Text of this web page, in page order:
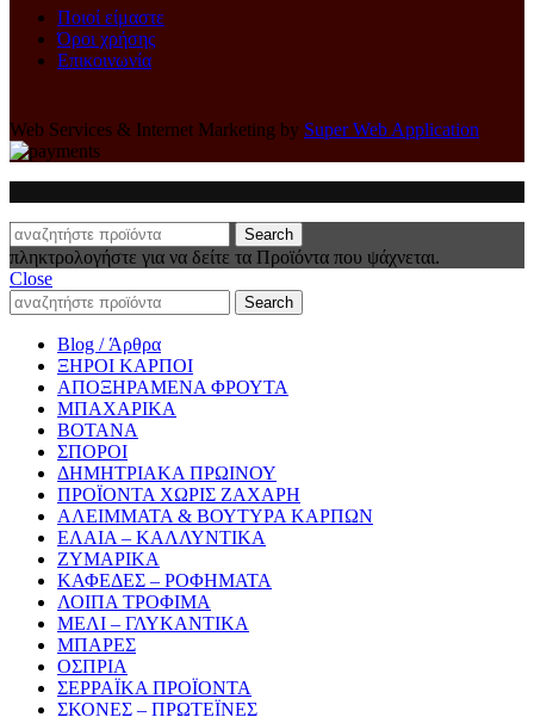
Ποιοί είμαστε
Όροι χρήσης
Επικοινωνία
Web Services & Internet Marketing by Super Web Application
Search
πληκτρολογήστε για να δείτε τα Προϊόντα που ψάχνεται.
Close
Search
Blog / Άρθρα
ΞΗΡΟΙ ΚΑΡΠΟΙ
ΑΠΟΞΗΡΑΜΕΝΑ ΦΡΟΥΤΑ
ΜΠΑΧΑΡΙΚΑ
ΒΟΤΑΝΑ
ΣΠΟΡΟΙ
ΔΗΜΗΤΡΙΑΚΑ ΠΡΩΙΝΟΥ
ΠΡΟΪΟΝΤΑ ΧΩΡΙΣ ΖΑΧΑΡΗ
ΑΛΕΙΜΜΑΤΑ & ΒΟΥΤΥΡΑ ΚΑΡΠΩΝ
ΕΛΑΙΑ – ΚΑΛΛΥΝΤΙΚΑ
ΖΥΜΑΡΙΚΑ
ΚΑΦΕΔΕΣ – ΡΟΦΗΜΑΤΑ
ΛΟΙΠΑ ΤΡΟΦΙΜΑ
ΜΕΛΙ – ΓΛΥΚΑΝΤΙΚΑ
ΜΠΑΡΕΣ
ΟΣΠΡΙΑ
ΣΕΡΡΑΪΚΑ ΠΡΟΪΟΝΤΑ
ΣΚΟΝΕΣ – ΠΡΩΤΕΪΝΕΣ